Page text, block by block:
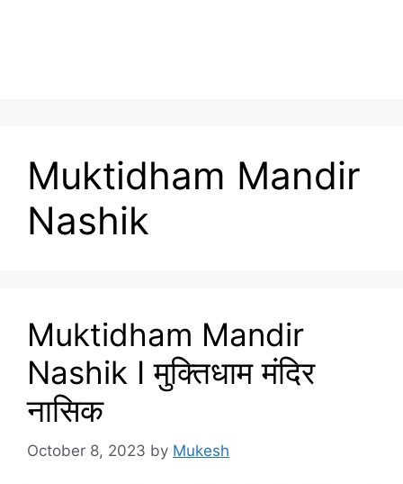
Muktidham Mandir
Nashik
Muktidham Mandir
Nashik I मुक्तिधाम मंदिर
नासिक
October 8, 2023 by Mukesh